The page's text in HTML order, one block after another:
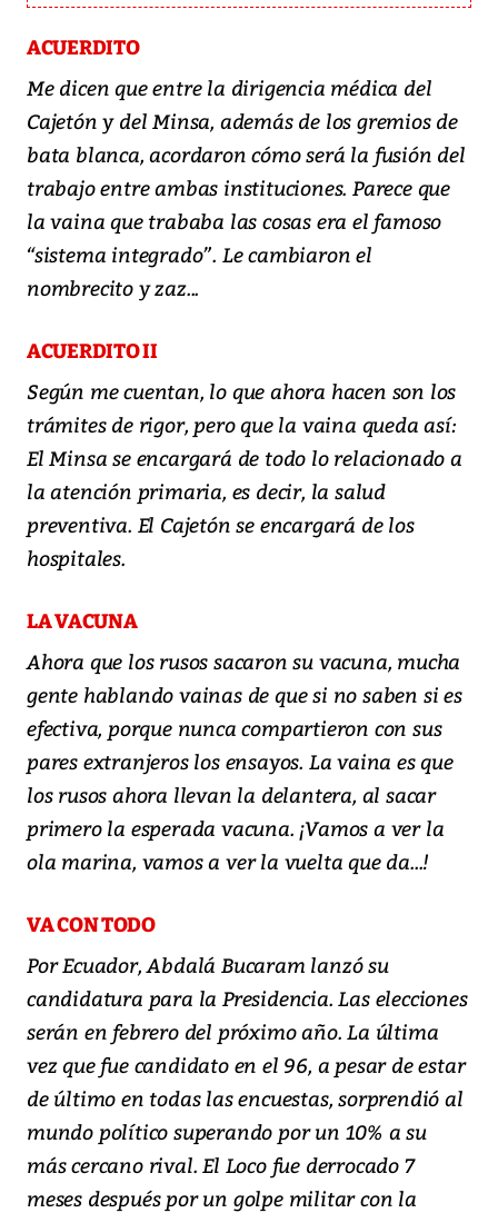
ACUERDITO
Me dicen que entre la dirigencia médica del
Cajetón y del Minsa, además de los gremios de
bata blanca, acordaron cómo será la fusión del
trabajo entre ambas instituciones. Parece que
la vaina que trababa las cosas era el famoso
“sistema integrado”. Le cambiaron el
nombrecito y zaz...
ACUERDITO II
Según me cuentan, lo que ahora hacen son los
trámites de rigor, pero que la vaina queda así:
El Minsa se encargará de todo lo relacionado a
la atención primaria, es decir, la salud
preventiva. El Cajetón se encargará de los
hospitales.
LA VACUNA
Ahora que los rusos sacaron su vacuna, mucha
gente hablando vainas de que si no saben si es
efectiva, porque nunca compartieron con sus
pares extranjeros los ensayos. La vaina es que
los rusos ahora llevan la delantera, al sacar
primero la esperada vacuna. ¡Vamos a ver la
ola marina, vamos a ver la vuelta que da...!
VA CON TODO
Por Ecuador, Abdalá Bucaram lanzó su
candidatura para la Presidencia. Las elecciones
serán en febrero del próximo año. La última
vez que fue candidato en el 96, a pesar de estar
de último en todas las encuestas, sorprendió al
mundo político superando por un 10% a su
más cercano rival. El Loco fue derrocado 7
meses después por un golpe militar con la